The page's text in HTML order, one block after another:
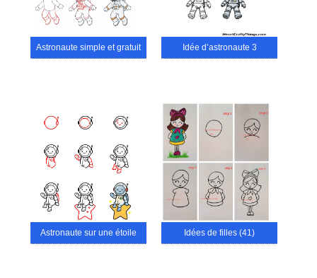
Astronaute simple et gratuit Idée d’astronaute 3
Astronaute sur une étoile Idées de filles (41)